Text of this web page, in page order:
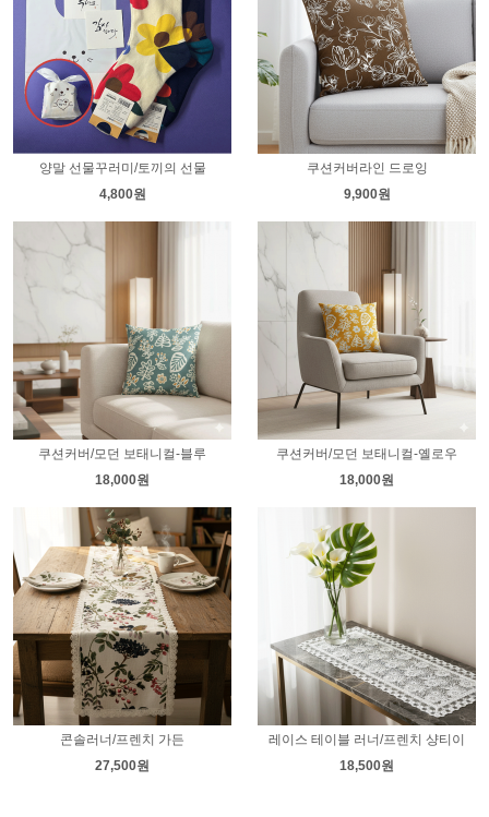
양말 선물꾸러미/토끼의 선물
4,800원
쿠션커버라인 드로잉
9,900원
쿠션커버/모던 보태니컬-블루
18,000원
쿠션커버/모던 보태니컬-옐로우
18,000원
콘솔러너/프렌치 가든
27,500원
레이스 테이블 러너/프렌치 샹티이
18,500원